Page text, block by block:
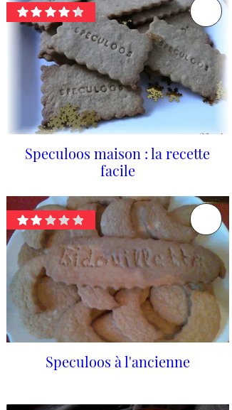
Speculoos maison : la recette
facile
Speculoos à l'ancienne